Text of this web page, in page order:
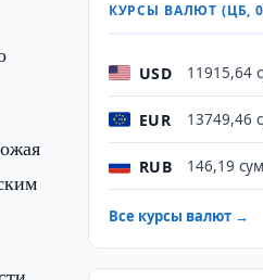
КУРСЫ ВАЛЮТ (ЦБ,
USD 11915,64
EUR 13749,46
RUB 146,19
Все курсы валют →